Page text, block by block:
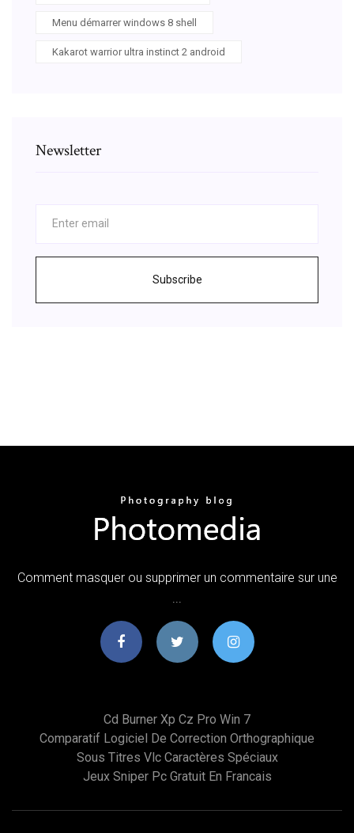
Menu démarrer windows 8 shell
Kakarot warrior ultra instinct 2 android
Newsletter
Subscribe
Comment masquer ou supprimer un commentaire sur une
Cd Burner Xp Cz Pro Win 7
Comparatif Logiciel De Correction Orthographique
Sous Titres Vlc Caractères Spéciaux
Jeux Sniper Pc Gratuit En Francais